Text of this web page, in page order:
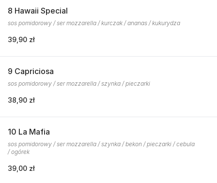
8 Hawaii Special
sos pomidorowy / ser mozzarella / kurczak / ananas / kukurydza
39,90 zł
9 Capriciosa
sos pomidorowy / ser mozzarella / szynka / pieczarki
38,90 zł
10 La Mafia
sos pomidorowy / ser mozzarella / szynka / bekon / pieczarki / cebula
/ ogórek
39,00 zł